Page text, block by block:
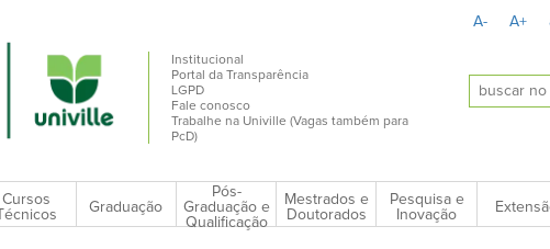
A- A+
Institucional
Portal da Transparência
LGPD
Fale conosco
Trabalhe na Univille (Vagas também para
PcD)
Cursos
Graduação
Pós-
Graduação e
Qualificação
Mestrados e
Doutorados
Pesquisa e
Inovação